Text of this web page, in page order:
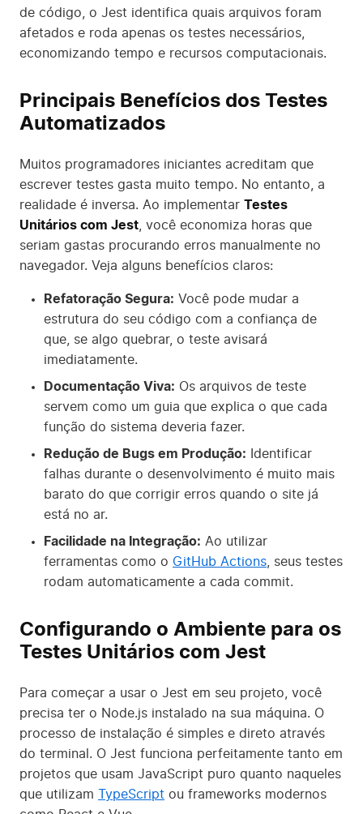
de código, o Jest identifica quais arquivos foram
afetados e roda apenas os testes necessários,
economizando tempo e recursos computacionais.
Principais Benefícios dos Testes
Automatizados
Muitos programadores iniciantes acreditam que
escrever testes gasta muito tempo. No entanto, a
realidade é inversa. Ao implementar Testes
Unitários com Jest , você economiza horas que
seriam gastas procurando erros manualmente no
navegador. Veja alguns benefícios claros:
Refatoração Segura: Você pode mudar a
estrutura do seu código com a confiança de
que, se algo quebrar, o teste avisará
imediatamente.
Documentação Viva: Os arquivos de teste
servem como um guia que explica o que cada
função do sistema deveria fazer.
Redução de Bugs em Produção: Identificar
falhas durante o desenvolvimento é muito mais
barato do que corrigir erros quando o site já
está no ar.
Facilidade na Integração: Ao utilizar
ferramentas como o GitHub Actions , seus testes
rodam automaticamente a cada commit.
Configurando o Ambiente para os
Testes Unitários com Jest
Para começar a usar o Jest em seu projeto, você
precisa ter o Node.js instalado na sua máquina. O
processo de instalação é simples e direto através
do terminal. O Jest funciona perfeitamente tanto em
projetos que usam JavaScript puro quanto naqueles
que utilizam
TypeScript ou frameworks modernos